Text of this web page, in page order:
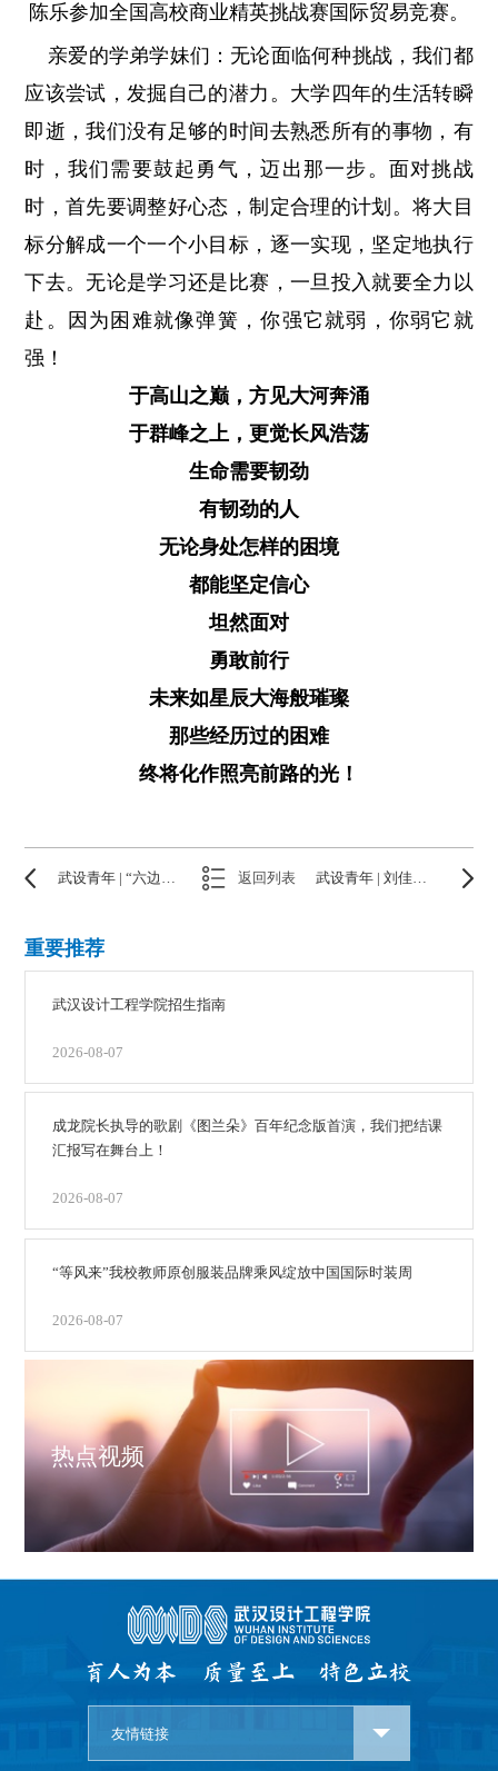
陈乐参加全国高校商业精英挑战赛国际贸易竞赛。
亲爱的学弟学妹们：无论面临何种挑战，我们都
应该尝试，发掘自己的潜力。大学四年的生活转瞬
即逝，我们没有足够的时间去熟悉所有的事物，有
时，我们需要鼓起勇气，迈出那一步。面对挑战
时，首先要调整好心态，制定合理的计划。将大目
标分解成一个一个小目标，逐一实现，坚定地执行
下去。无论是学习还是比赛，一旦投入就要全力以
赴。因为困难就像弹簧，你强它就弱，你弱它就
强！
于高山之巅，方见大河奔涌
于群峰之上，更觉长风浩荡
生命需要韧劲
有韧劲的人
无论身处怎样的困境
都能坚定信心
坦然面对
勇敢前行
未来如星辰大海般璀璨
那些经历过的困难
终将化作照亮前路的光！
武设青年 | “六边形战士”杨圆 返回列表 武设青年 | 刘佳：做一只属于自己的“叮当猫”
重要推荐
武汉设计工程学院招生指南
2026-08-07
成龙院长执导的歌剧《图兰朵》百年纪念版首演，我们把结课
汇报写在舞台上！
2026-08-07
“等风来”我校教师原创服装品牌乘风绽放中国国际时装周
2026-08-07
热点视频
友情链接